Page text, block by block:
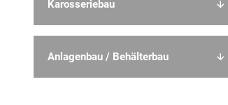
Karosseriebau
Anlagenbau / Behälterbau